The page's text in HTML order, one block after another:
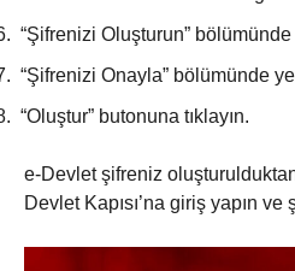
“Şifrenizi Oluşturun”
“Şifrenizi Onayla” bölümünde
“Oluştur” butonuna tıklayın.
e-Devlet şifreniz
Devlet Kapısı’na giriş yapın